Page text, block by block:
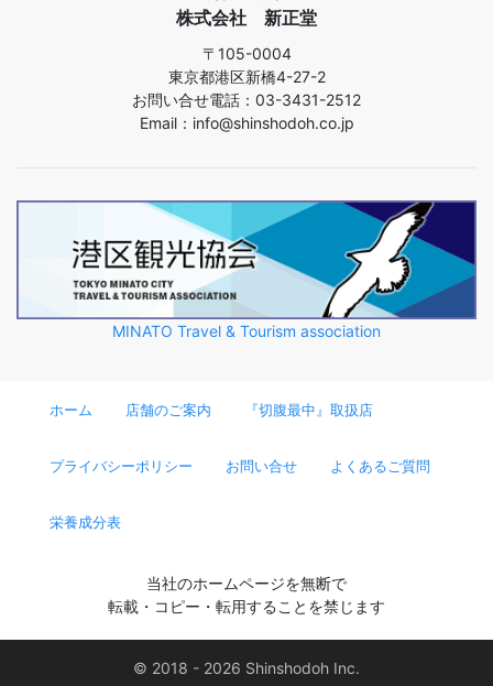
株式会社 新正堂
〒105-0004
東京都港区新橋4-27-2
お問い合せ電話：03-3431-2512
Email：info@shinshodoh.co.jp
MINATO Travel & Tourism association
ホーム 店舗のご案内 『切腹最中』取扱店
プライバシーポリシー お問い合せ よくあるご質問
栄養成分表
当社のホームページを無断で
転載・コピー・転用することを禁じます
© 2018 - 2026 Shinshodoh Inc.